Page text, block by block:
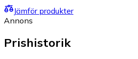
Jämför produkter
Annons
Prishistorik